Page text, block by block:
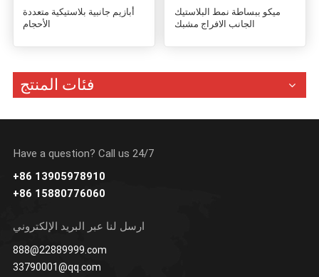
أبازيم جانبية بلاستيكية متعددة
الأحجام
ميكو ببساطة نمط البلاستيك
الجانب الافراج مشبك
فئات المنتج
Have a question? Call us 24/7
+86 13905978910
+86 15880776060
ارسل لنا عبر البريد الإلكتروني
888@22889999.com
33790001@qq.com